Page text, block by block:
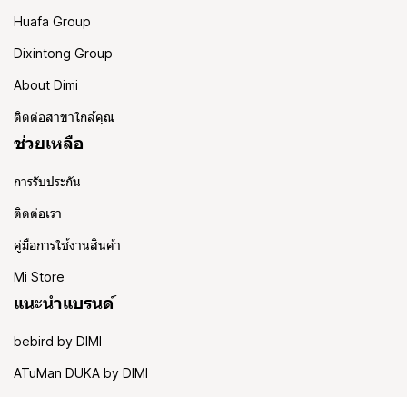
Huafa Group
Dixintong Group
About Dimi
ติดต่อสาขาใกล้คุณ
ช่วยเหลือ
การรับประกัน
ติดต่อเรา
คู่มือการใช้งานสินค้า
Mi Store
แนะนำแบรนด์
bebird by DIMI
ATuMan DUKA by DIMI